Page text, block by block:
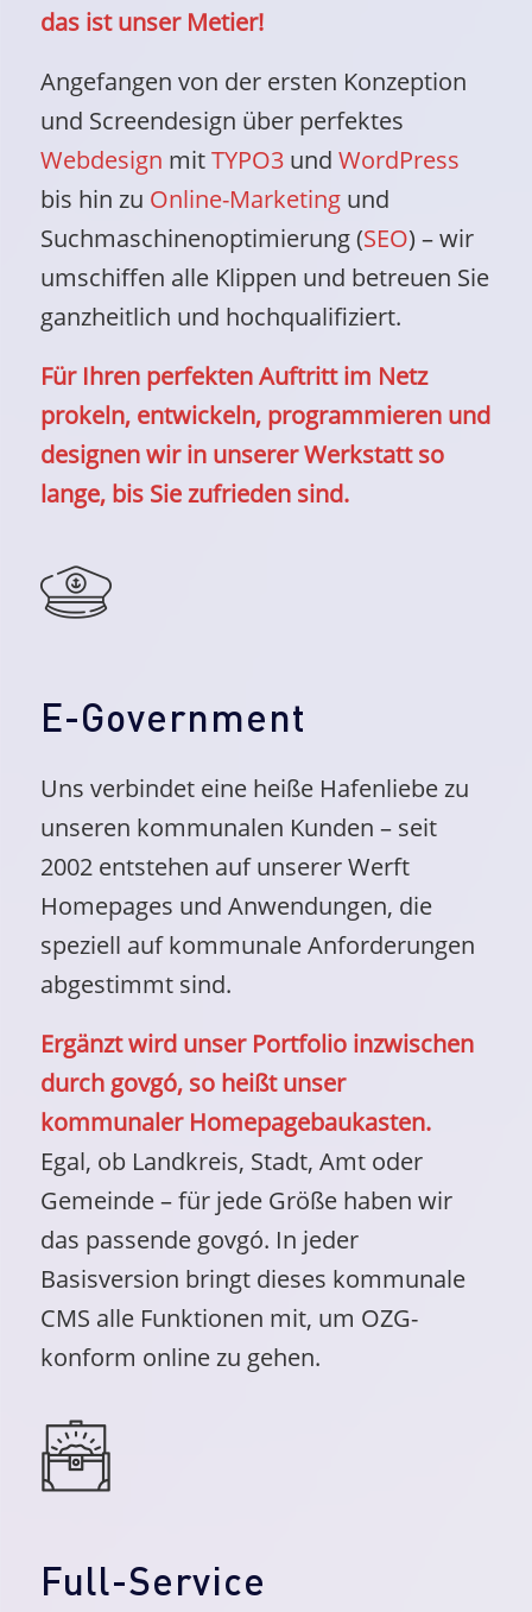
das ist unser Metier!
Angefangen von der ersten Konzeption
und Screendesign über perfektes
Webdesign mitTYPO3und WordPress
bis hin zu Online-Marketingund
Suchmaschinenoptimierung (SEO) – wir
umschiffen alle Klippen und betreuen Sie
ganzheitlich und hochqualifiziert.
Für Ihren perfekten Auftritt im Netz
prokeln, entwickeln, programmieren und
designen wir in unserer Werkstatt so
lange, bis Sie zufrieden sind.
E-Government
Uns verbindet eine heiße Hafenliebe zu
unseren kommunalen Kunden – seit
2002 entstehen auf unserer Werft
Homepages und Anwendungen, die
speziell auf kommunale Anforderungen
abgestimmt sind.
Ergänzt wird unser Portfolio inzwischen
durch govgó, so heißt unser
kommunaler Homepagebaukasten.
Egal, ob Landkreis, Stadt, Amt oder
Gemeinde – für jede Größe haben wir
das passende govgó. In jeder
Basisversion bringt dieses kommunale
CMS alle Funktionen mit, um OZG-
konform online zu gehen.
Full-Service